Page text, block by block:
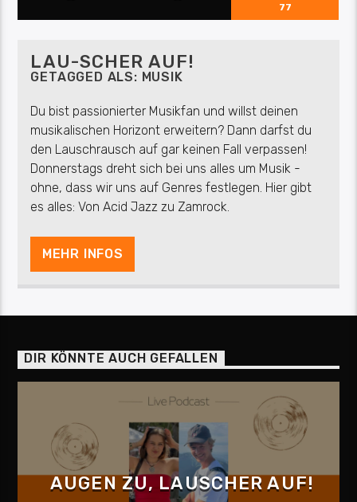
77
LAU-SCHER AUF!
GETAGGED ALS: MUSIK
Du bist passionierter Musikfan und willst deinen
musikalischen Horizont erweitern? Dann darfst du
den Lauschrausch auf gar keinen Fall verpassen!
Donnerstags dreht sich bei uns alles um Musik -
ohne, dass wir uns auf Genres festlegen. Hier gibt
es alles: Von Acid Jazz zu Zamrock.
MEHR INFOS
DIR KÖNNTE AUCH GEFALLEN
AUGEN ZU, LAUSCHER AUF!